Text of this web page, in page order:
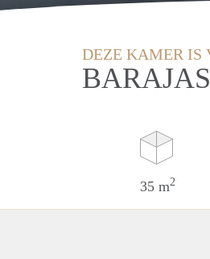
DEZE KAMER IS
35 m2